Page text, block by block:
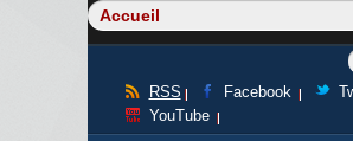
RSS Facebook
YouTube